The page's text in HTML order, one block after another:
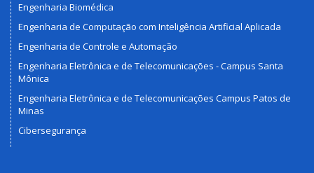
Engenharia Biomédica
Engenharia de Computação com Inteligência Artificial Aplicada
Engenharia de Controle e Automação
Engenharia Eletrônica e de Telecomunicações - Campus Santa
Mônica
Engenharia Eletrônica e de Telecomunicações Campus Patos de
Minas
Cibersegurança